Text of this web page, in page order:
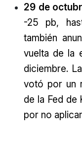
29 de
-25 pb,
también
vuelta de la
diciembre.
votó por un
de la Fed de
por no